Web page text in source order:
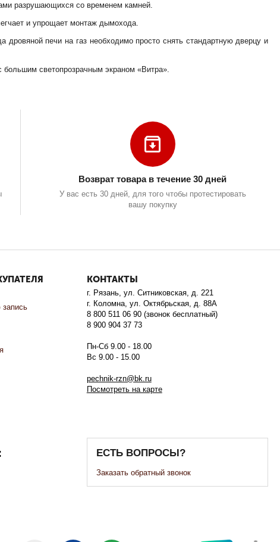
разрушающихся со временем камней.
и упрощает монтаж дымохода.
печи на газ необходимо просто снять стандартную дверцу и
большим светопрозрачным экраном «Витра».
Возврат товара в течение 30 дней
У вас есть 30 дней, для того чтобы протестировать
вашу покупку
запись
КОНТАКТЫ
г. Рязань, ул. Ситниковская, д. 221
г. Коломна, ул. Октябрьская, д. 88А
8 800 511 06 90 (звонок бесплатный)
8 900 904 37 73
Пн-Сб 9.00 - 18.00
Вс 9.00 - 15.00
pechnik-rzn@bk.ru
Посмотреть на карте
ЕСТЬ ВОПРОСЫ?
Заказать обратный звонок